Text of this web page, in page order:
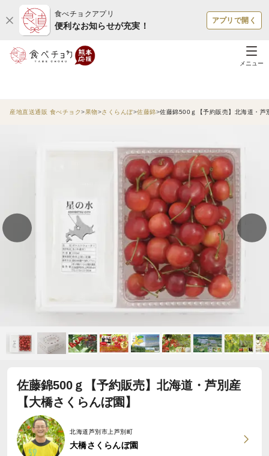
食べチョクアプリ
便利なお知らせが充実！
アプリで開く
メニュー
産地直送通販 食べチョク 果物 さくらんぼ 佐藤錦 佐藤錦500ｇ【予約販売】北海道・芦
佐藤錦500ｇ【予約販売】北海道・芦別産
【大橋さくらんぼ園】
北海道芦別市上芦別町
大橋さくらんぼ園